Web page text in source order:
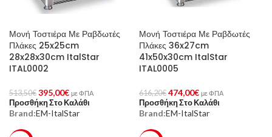
Μονή Τοστιέρα Με Ραβδωτές
Πλάκες 25x25cm
28x28x30cm ItalStar
ITAL0002
513,50€ 395,00€ με ΦΠΑ
Προσθήκη Στο Καλάθι
Brand:EM-ItalStar
Μονή Τοστιέρα Με Ραβδωτές
Πλάκες 36x27cm
41x50x30cm ItalStar
ITAL0005
616,20€ 474,00€ με ΦΠΑ
Προσθήκη Στο Καλάθι
Brand:EM-ItalStar